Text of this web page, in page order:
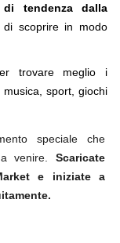
tendenza dalla
di scoprire in modo
trovare meglio i
sport, giochi
speciale che
venire. Scaricate
e iniziate a